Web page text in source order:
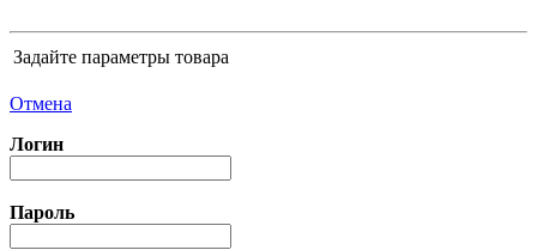
Задайте параметры товара
Отмена
Логин
Пароль